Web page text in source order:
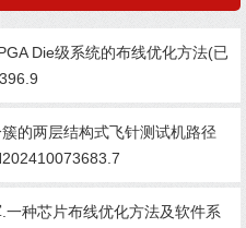
Die级系统的布线优化方法(已
的两层结构式飞针测试机路径
种芯片布线优化方法及软件系